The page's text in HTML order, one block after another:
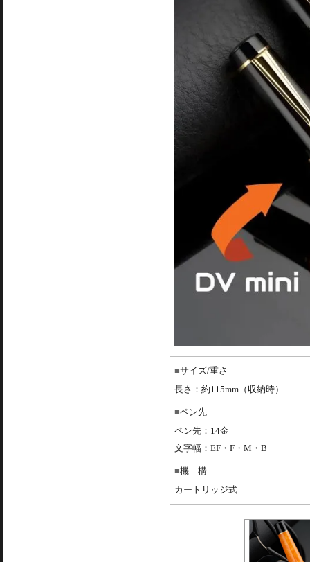
サイズ/重さ
長さ：約115mm（収納時）
ペン先
ペン先：14金
文字幅：EF・F・M・B
機 構
カートリッジ式